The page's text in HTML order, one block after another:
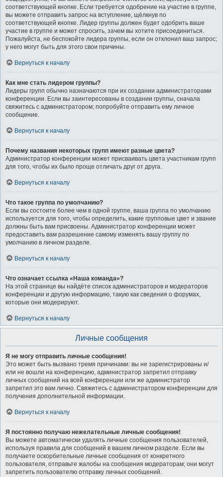
соответствующей кнопке. Если требуется одобрение на участие в группе,
вы можете отправить запрос на вступление, щёлкнув по
соответствующей кнопке. Лидер группы должен будет одобрить ваше
участие в группе и может спросить, зачем вы хотите присоединиться.
Пожалуйста, не беспокойте лидера группы, если он отклонил ваш запрос;
у него могут быть для этого свои причины.
Вернуться к началу
Как мне стать лидером группы?
Лидеры групп обычно назначаются при их создании администраторами
конференции. Если вы заинтересованы в создании группы, сначала
свяжитесь с администратором; попробуйте отправить ему личное
сообщение.
Вернуться к началу
Почему названия некоторых групп имеют разные цвета?
Администратор конференции может присваивать цвета участникам групп
для того, чтобы их было проще отличать друг от друга.
Вернуться к началу
Что такое группа по умолчанию?
Если вы состоите более чем в одной группе, ваша группа по умолчанию
используется для того, чтобы определить, какие групповые цвет и звание
должны быть вам присвоены. Администратор конференции может
предоставить вам разрешение самому изменять вашу группу по
умолчанию в личном разделе.
Вернуться к началу
Что означает ссылка «Наша команда»?
На этой странице вы найдёте список администраторов и модераторов
конференции и другую информацию, такую как сведения о форумах,
которые они модерируют.
Вернуться к началу
Личные сообщения
Я не могу отправить личные сообщения!
Это может быть вызвано тремя причинами: вы не зарегистрированы и/
или не вошли на конференцию, администратор запретил отправку
личных сообщений на всей конференции или же администратор
запретил это вам лично. Свяжитесь с администратором конференции для
получения дополнительной информации.
Вернуться к началу
Я постоянно получаю нежелательные личные сообщения!
Вы можете автоматически удалять личные сообщения пользователей,
используя правила для сообщений в вашем личном разделе. Если вы
получаете оскорбительные личные сообщения от конкретного
пользователя, отправьте жалобы на сообщения модераторам; они могут
запретить пользователю отправку личных сообщений.